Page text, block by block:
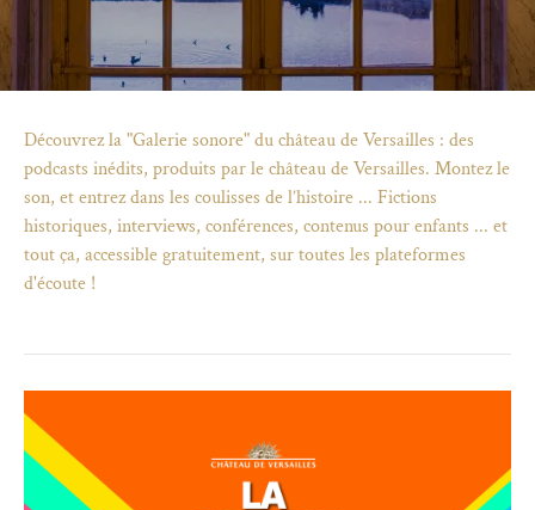
onglet)
nouvel onglet)
fenêtre modale)
de l'application (ouverture dans un nouvel onglet)
Découvrez la "Galerie sonore" du château de Versailles : des
podcasts inédits, produits par le château de Versailles. Montez le
son, et entrez dans les coulisses de l’histoire ... Fictions
historiques, interviews, conférences, contenus pour enfants ... et
tout ça, accessible gratuitement, sur toutes les plateformes
d'écoute !